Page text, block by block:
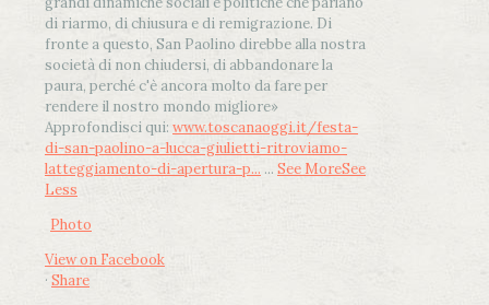
di riarmo, di chiusura e di remigrazione. Di
fronte a questo, San Paolino direbbe alla nostra
società di non chiudersi, di abbandonare la
paura, perché c'è ancora molto da fare per
rendere il nostro mondo migliore»
Approfondisci qui: www.toscanaoggi.it/festa-
di-san-paolino-a-lucca-giulietti-ritroviamo-
latteggiamento-di-apertura-p... ... See MoreSee
Less
Photo
View on Facebook
· Share